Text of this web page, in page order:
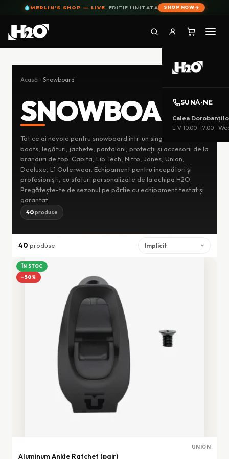
MERLIN'S SHOP — LIVE· EDITIE LIMITATA SHOP NOW
MEU
CATEGORII
SUNĂ-NE
Calea
L-V 10:00–17:00 ·
Acasă Snowboard
SNOWBOARD
Tot ce ai nevoie pentru snowboard într-un singur loc. Plăci,
boots, legături, jachete, pantaloni, protecții și accesorii de la
branduri de top: Capita, Lib Tech, Nitro, Jones, Union,
Deeluxe, L1 Outerwear. Echipament pentru începători și
profesioniști, cu sfaturi personalizate de la echipa H2O.
Pregătește-te de sezonul pe pârtie cu echipament testat și
garantat.
40produse
40 produse
ÎN STOC
−50%
UNION
Aluminum Ankle Ratchet (pair)